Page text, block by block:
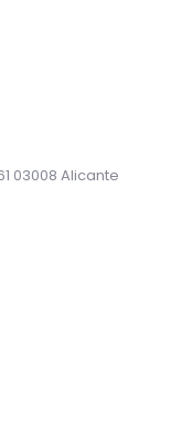
03008 Alicante